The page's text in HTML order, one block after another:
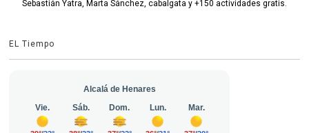
Sebastián Yatra, Marta Sánchez, cabalgata y +150 actividades gratis.
EL Tiempo